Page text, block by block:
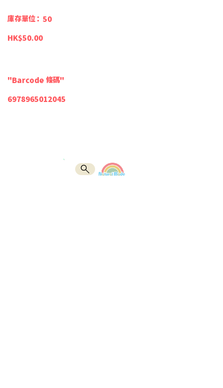
庫存單位：
SKU
50
50
價
格
HK$50.00
"Barcode 條碼"
6978965012045